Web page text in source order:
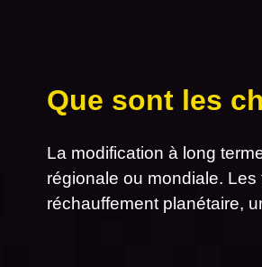
Que sont les
La modification à long
régionale ou mondiale.
réchauffement planétaire,